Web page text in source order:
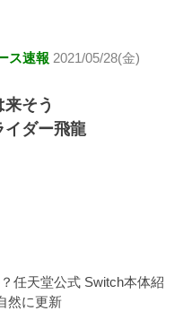
ス速報 2021/05/28(金)
そう
イダー飛龍
任天堂公式 Switch本体紹
然に更新